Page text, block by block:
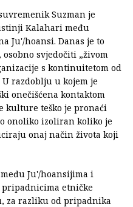
Suzman je
Kalahari među
Ju'/hoansi. Danas je to
svjedočiti „živom
s kontinuitetom od
razdoblju u kojem je
onečišćena kontaktom
kulture teško je pronaći
onoliko izoliran koliko je
onaj način života koji
Ju'/hoansijima i
etničke
za razliku od pripadnika